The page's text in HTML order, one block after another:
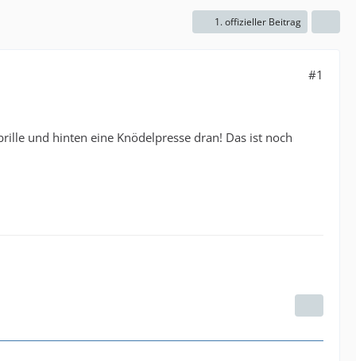
1. offizieller Beitrag
#1
und hinten eine Knödelpresse dran! Das ist noch